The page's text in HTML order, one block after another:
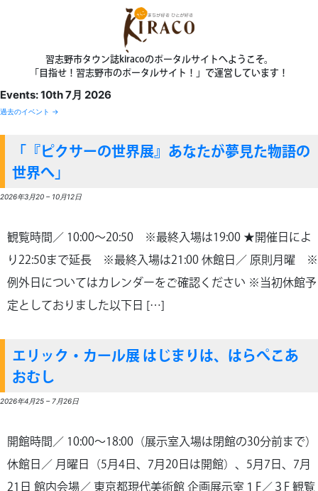
習志野市タウン誌kiracoのポータルサイトへようこそ。
「目指せ！習志野市のポータルサイト！」で運営しています！
Events: 10th 7月 2026
過去のイベント →
「『ピクサーの世界展』あなたが夢見た物語の
世界へ」
2026年3月20 – 10月12日
観覧時間／ 10:00～20:50 ※最終入場は19:00 ★開催日によ
り22:50まで延長 ※最終入場は21:00 休館日／ 原則月曜 ※
例外日についてはカレンダーをご確認ください ※当初休館予
定としておりました以下日 […]
エリック・カール展 はじまりは、はらぺこあ
おむし
2026年4月25 – 7月26日
開館時間／ 10:00～18:00（展示室入場は閉館の30分前まで）
休館日／ 月曜日（5月4日、7月20日は開館）、5月7日、7月